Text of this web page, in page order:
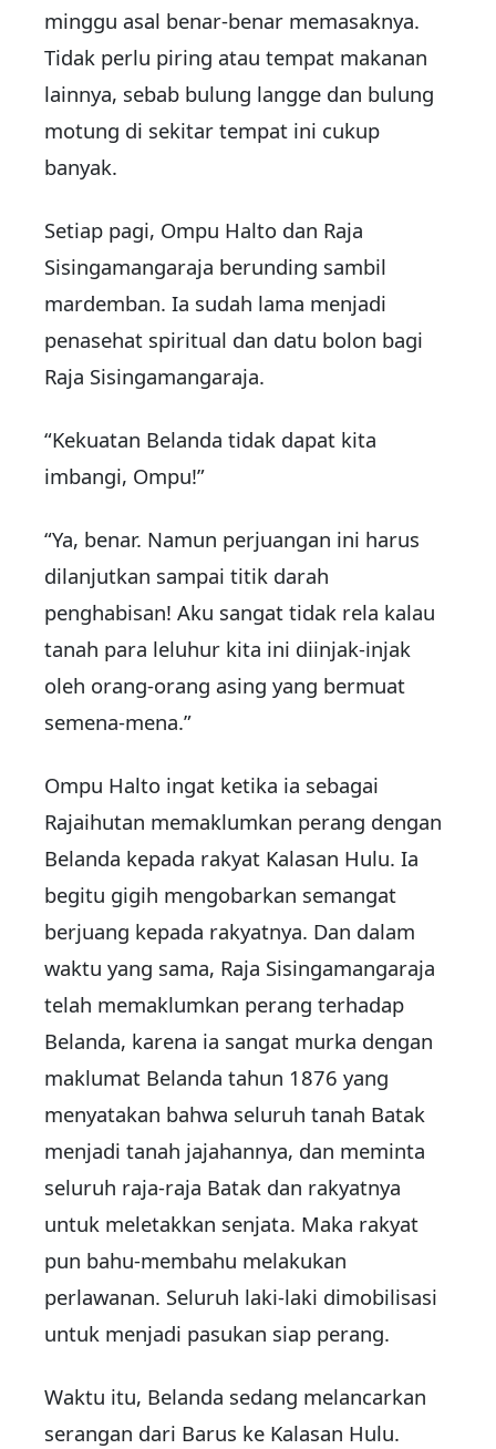
minggu asal benar-benar memasaknya.
Tidak perlu piring atau tempat makanan
lainnya, sebab bulung langge dan bulung
motung di sekitar tempat ini cukup
banyak.
Setiap pagi, Ompu Halto dan Raja
Sisingamangaraja berunding sambil
mardemban. Ia sudah lama menjadi
penasehat spiritual dan datu bolon bagi
Raja Sisingamangaraja.
“Kekuatan Belanda tidak dapat kita
imbangi, Ompu!”
“Ya, benar. Namun perjuangan ini harus
dilanjutkan sampai titik darah
penghabisan! Aku sangat tidak rela kalau
tanah para leluhur kita ini diinjak-injak
oleh orang-orang asing yang bermuat
semena-mena.”
Ompu Halto ingat ketika ia sebagai
Rajaihutan memaklumkan perang dengan
Belanda kepada rakyat Kalasan Hulu. Ia
begitu gigih mengobarkan semangat
berjuang kepada rakyatnya. Dan dalam
waktu yang sama, Raja Sisingamangaraja
telah memaklumkan perang terhadap
Belanda, karena ia sangat murka dengan
maklumat Belanda tahun 1876 yang
menyatakan bahwa seluruh tanah Batak
menjadi tanah jajahannya, dan meminta
seluruh raja-raja Batak dan rakyatnya
untuk meletakkan senjata. Maka rakyat
pun bahu-membahu melakukan
perlawanan. Seluruh laki-laki dimobilisasi
untuk menjadi pasukan siap perang.
Waktu itu, Belanda sedang melancarkan
serangan dari Barus ke Kalasan Hulu.